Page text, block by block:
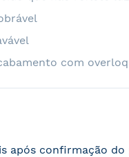
com
após confirmação do